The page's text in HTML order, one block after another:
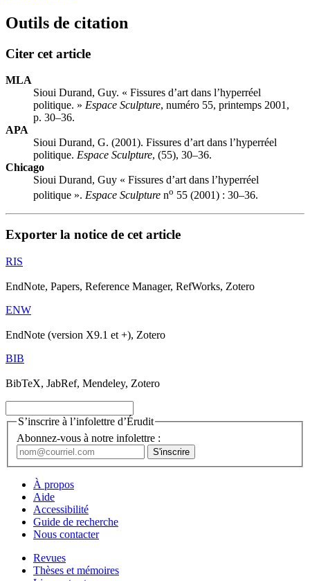
Outils de citation
Citer cet article
MLA
Sioui Durand, Guy. « Fissures d’art dans l’hyperréel
politique. » Espace Sculpture, numéro 55, printemps 2001,
p. 30–36.
APA
Sioui Durand, G. (2001). Fissures d’art dans l’hyperréel
politique. Espace Sculpture, (55), 30–36.
Chicago
Sioui Durand, Guy « Fissures d’art dans l’hyperréel
politique ». Espace Sculpture no 55 (2001) : 30–36.
Exporter la notice de cet article
RIS
EndNote, Papers, Reference Manager, RefWorks, Zotero
ENW
EndNote (version X9.1 et +), Zotero
BIB
BibTeX, JabRef, Mendeley, Zotero
S’inscrire à l’infolettre d’Érudit
Abonnez-vous à notre infolettre :
À propos
Aide
Accessibilité
Guide de recherche
Nous contacter
Revues
Thèses et mémoires